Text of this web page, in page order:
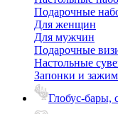
Подарочные
Для женщин
Для мужчин
Подарочные
Настольные
Запонки и зажим
Глобус-бары,